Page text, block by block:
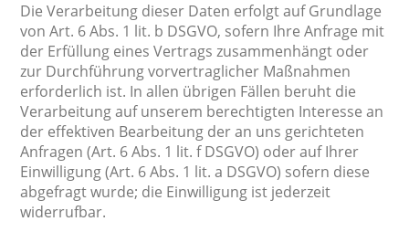
Die Verarbeitung dieser Daten erfolgt auf Grundlage
von Art. 6 Abs. 1 lit. b DSGVO, sofern Ihre Anfrage mit
der Erfüllung eines Vertrags zusammenhängt oder
zur Durchführung vorvertraglicher Maßnahmen
erforderlich ist. In allen übrigen Fällen beruht die
Verarbeitung auf unserem berechtigten Interesse an
der effektiven Bearbeitung der an uns gerichteten
Anfragen (Art. 6 Abs. 1 lit. f DSGVO) oder auf Ihrer
Einwilligung (Art. 6 Abs. 1 lit. a DSGVO) sofern diese
abgefragt wurde; die Einwilligung ist jederzeit
widerrufbar.